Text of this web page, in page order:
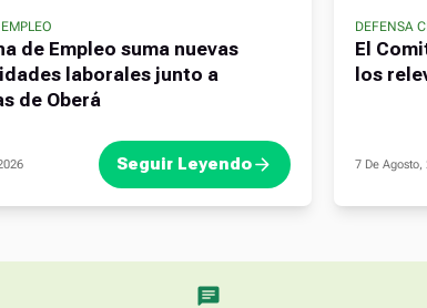
de Empleo suma nuevas
laborales junto a
de Oberá
Seguir Leyendo
DEFENSA
El
los
7 De Agosto,